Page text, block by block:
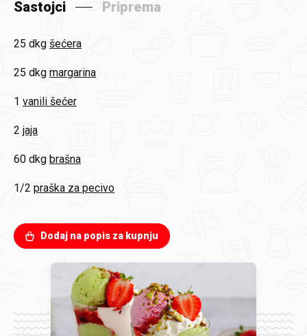
Sastojci Priprema
25 dkg šećera
25 dkg margarina
1 vanili šećer
2 jaja
60 dkg brašna
1/2 praška za pecivo
Dodaj na popis za kupnju